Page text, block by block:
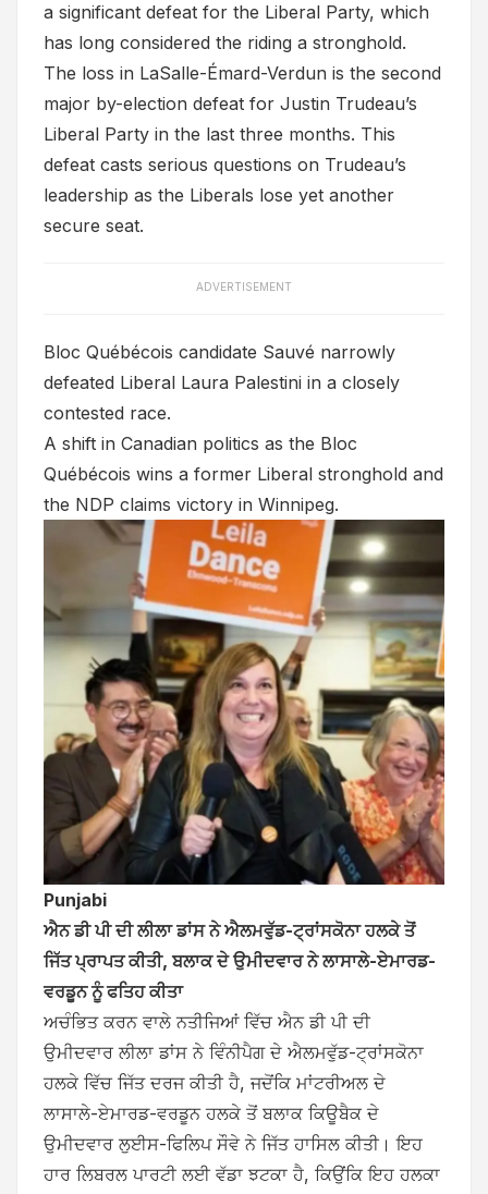
a significant defeat for the Liberal Party, which
has long considered the riding a stronghold.
The loss in LaSalle-Émard-Verdun is the second
major by-election defeat for Justin Trudeau’s
Liberal Party in the last three months. This
defeat casts serious questions on Trudeau’s
leadership as the Liberals lose yet another
secure seat.
ADVERTISEMENT
Bloc Québécois candidate Sauvé narrowly
defeated Liberal Laura Palestini in a closely
contested race.
A shift in Canadian politics as the Bloc
Québécois wins a former Liberal stronghold and
the NDP claims victory in Winnipeg.
Punjabi
ਐਨ ਡੀ ਪੀ ਦੀ ਲੀਲਾ ਡਾਂਸ ਨੇ ਐਲਮਵੁੱਡ-ਟ੍ਰਾਂਸਕੋਨਾ ਹਲਕੇ ਤੋਂ
ਜਿੱਤ ਪ੍ਰਾਪਤ ਕੀਤੀ, ਬਲਾਕ ਦੇ ਉਮੀਦਵਾਰ ਨੇ ਲਾਸਾਲੇ-ਏਮਾਰਡ-
ਵਰਡੂਨ ਨੂੰ ਫਤਿਹ ਕੀਤਾ
ਅਚੰਭਿਤ ਕਰਨ ਵਾਲੇ ਨਤੀਜਿਆਂ ਵਿੱਚ ਐਨ ਡੀ ਪੀ ਦੀ
ਉਮੀਦਵਾਰ ਲੀਲਾ ਡਾਂਸ ਨੇ ਵਿੰਨੀਪੈਗ ਦੇ ਐਲਮਵੁੱਡ-ਟ੍ਰਾਂਸਕੋਨਾ
ਹਲਕੇ ਵਿੱਚ ਜਿੱਤ ਦਰਜ ਕੀਤੀ ਹੈ, ਜਦੋਂਕਿ ਮਾਂਟਰੀਅਲ ਦੇ
ਲਾਸਾਲੇ-ਏਮਾਰਡ-ਵਰਡੂਨ ਹਲਕੇ ਤੋਂ ਬਲਾਕ ਕਿਊਬੈਕ ਦੇ
ਉਮੀਦਵਾਰ ਲੁਈਸ-ਫਿਲਿਪ ਸੌਵੇ ਨੇ ਜਿੱਤ ਹਾਸਿਲ ਕੀਤੀ। ਇਹ
ਹਾਰ ਲਿਬਰਲ ਪਾਰਟੀ ਲਈ ਵੱਡਾ ਝਟਕਾ ਹੈ, ਕਿਉਂਕਿ ਇਹ ਹਲਕਾ